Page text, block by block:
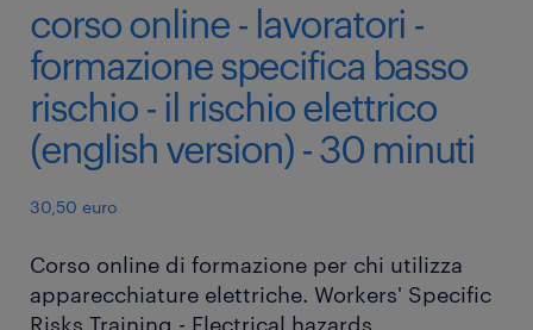
corso online - lavoratori -
formazione specifica basso
rischio - il rischio elettrico
(english version) - 30 minuti
30,50 euro
Corso online di formazione per chi utilizza
apparecchiature elettriche. Workers' Specific
Risks Training - Electrical hazards